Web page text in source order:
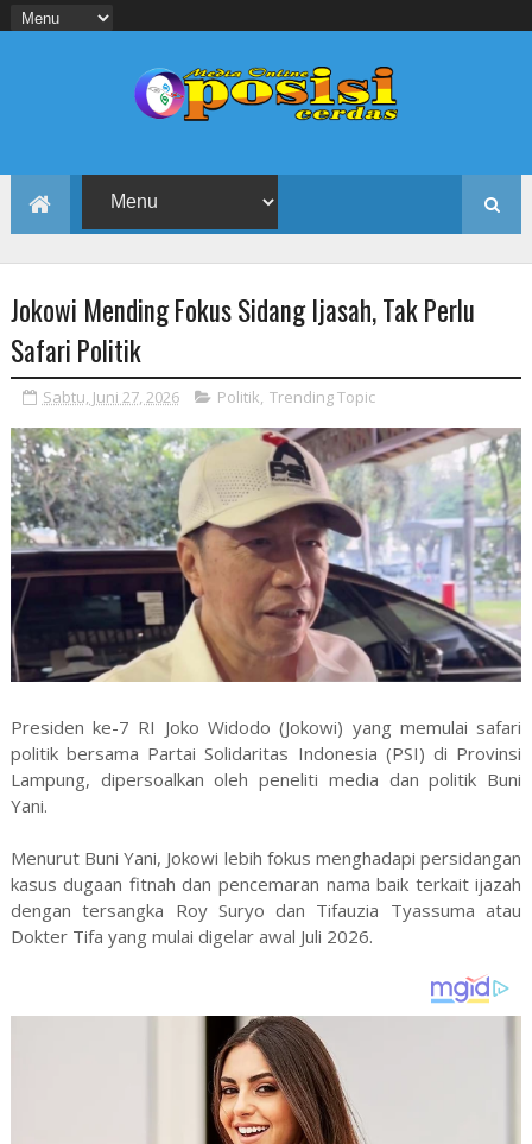
Jokowi Mending Fokus Sidang Ijasah, Tak Perlu
Safari Politik
Sabtu, Juni 27, 2026 Politik, Trending Topic
Presiden ke-7 RI Joko Widodo (Jokowi) yang memulai safari
politik bersama Partai Solidaritas Indonesia (PSI) di Provinsi
Lampung, dipersoalkan oleh peneliti media dan politik Buni
Yani.
Menurut Buni Yani, Jokowi lebih fokus menghadapi persidangan
kasus dugaan fitnah dan pencemaran nama baik terkait ijazah
dengan tersangka Roy Suryo dan Tifauzia Tyassuma atau
Dokter Tifa yang mulai digelar awal Juli 2026.